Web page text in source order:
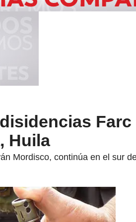
Farc
Huila
Mordisco, continúa en el sur